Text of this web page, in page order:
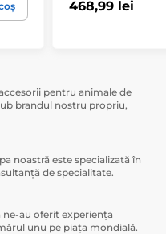
468,99 lei
pentru animale de
brandul nostru propriu,
noastră este specializată în
de specialitate.
ne-au oferit experiența
unu pe piața mondială.